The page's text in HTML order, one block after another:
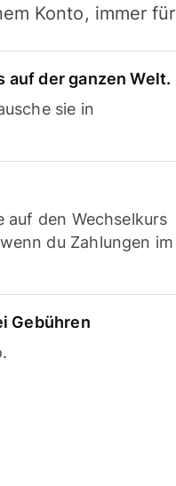
Konto, immer für
auf der ganzen Welt.
sie in
auf den Wechselkurs
du Zahlungen im
Gebühren